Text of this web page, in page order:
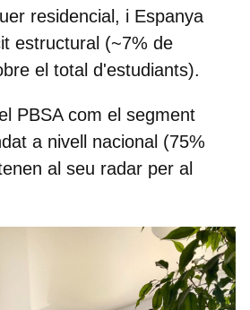
residencial, i Espanya
estructural (~7% de
el total d'estudiants).
PBSA com el segment
a nivell nacional (75%
al seu radar per al